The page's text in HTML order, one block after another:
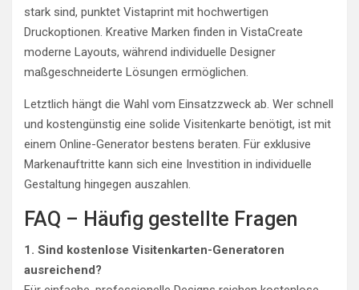
stark sind, punktet Vistaprint mit hochwertigen
Druckoptionen. Kreative Marken finden in VistaCreate
moderne Layouts, während individuelle Designer
maßgeschneiderte Lösungen ermöglichen.
Letztlich hängt die Wahl vom Einsatzzweck ab. Wer schnell
und kostengünstig eine solide Visitenkarte benötigt, ist mit
einem Online-Generator bestens beraten. Für exklusive
Markenauftritte kann sich eine Investition in individuelle
Gestaltung hingegen auszahlen.
FAQ – Häufig gestellte Fragen
1. Sind kostenlose Visitenkarten-Generatoren
ausreichend?